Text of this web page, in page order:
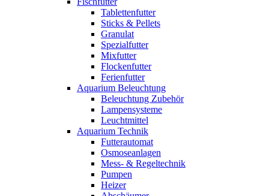
Tablettenfutter
Sticks & Pellets
Granulat
Spezialfutter
Mixfutter
Flockenfutter
Ferienfutter
Aquarium Beleuchtung
Beleuchtung Zubehör
Lampensysteme
Leuchtmittel
Aquarium Technik
Futterautomat
Osmoseanlagen
Mess- & Regeltechnik
Pumpen
Heizer